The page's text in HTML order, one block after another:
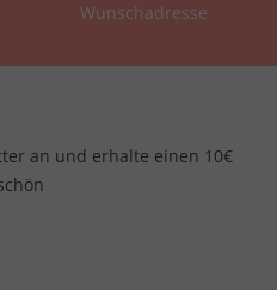
Wunschadresse
an und erhalte einen 10€